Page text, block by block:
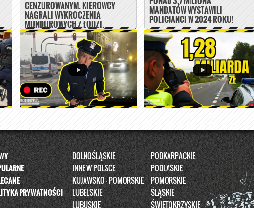
CENZUROWANYM. KIEROWCY
NAGRALI WYKROCZENIA
MUNDUROWYCH Z ŁODZI.
MANDATÓW WYSTAWILI
POLICJANCI W 2024 ROKU!
PRYWATNOŚCI
DOLNOŚLĄSKIE
INNE W POLSCE
KUJAWSKO - POMORSKIE
LUBELSKIE
LUBUSKIE
PODKARPACKIE
PODLASKIE
POMORSKIE
ŚLĄSKIE
ŚWIĘTOKRZYSKIE